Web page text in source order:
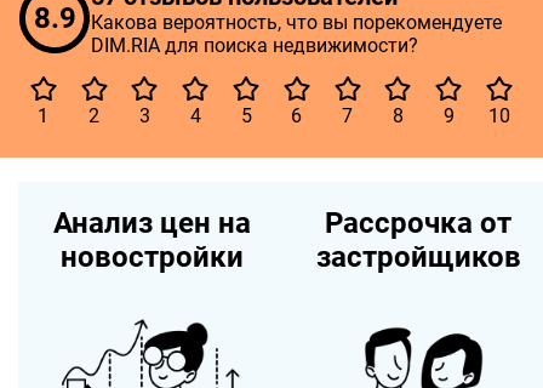
8.9
Какова вероятность, что вы порекомендуете
DIM.RIA для поиска недвижимости?
1 2 3 4 5 6 7 8 9 10
Анализ цен на
новостройки
Рассрочка от
застройщиков